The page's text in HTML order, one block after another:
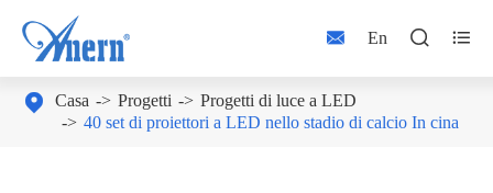
 En  
 Casa Progetti
Progetti di luce a LED
40 set di proiettori a LED nello stadio di calcio In cina